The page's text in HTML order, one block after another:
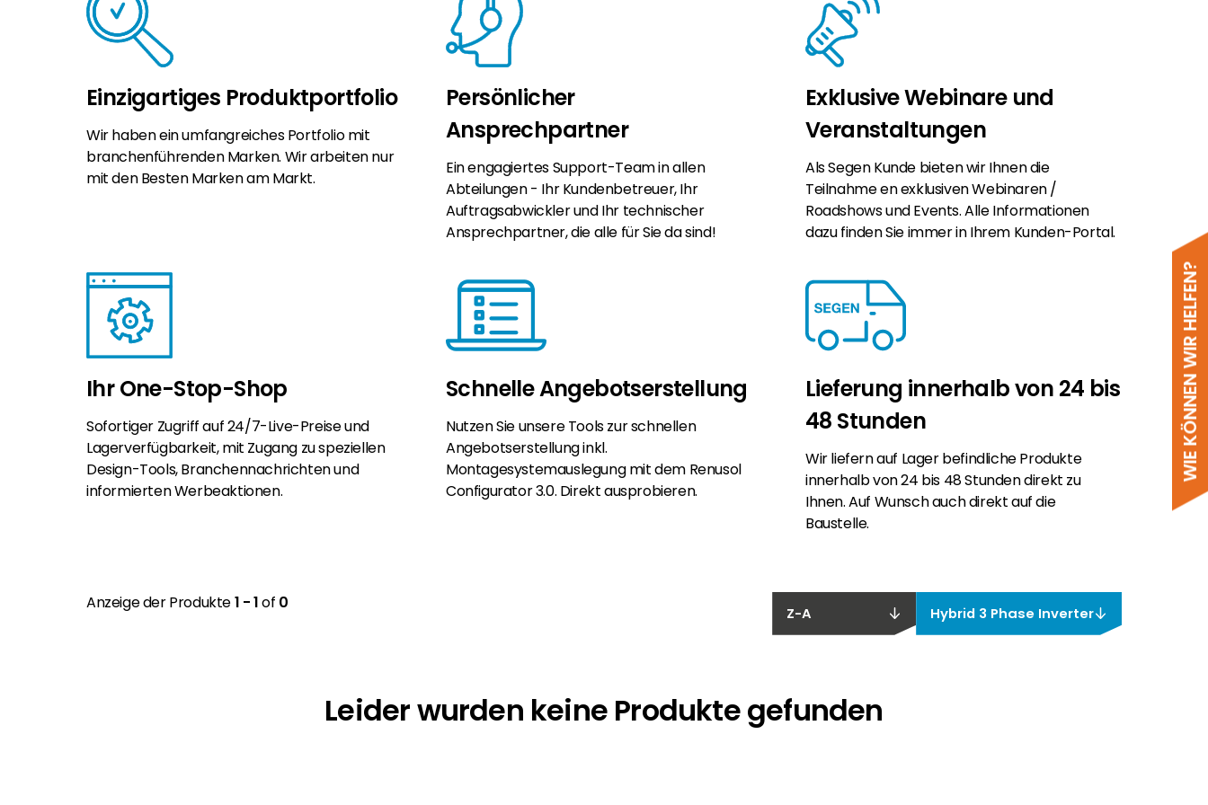
WIE KÖNNEN WIR HELFEN?
Einzigartiges Produktportfolio
Wir haben ein umfangreiches Portfolio mit
branchenführenden Marken. Wir arbeiten nur
mit den Besten Marken am Markt.
Persönlicher
Ansprechpartner
Ein engagiertes Support-Team in allen
Abteilungen - Ihr Kundenbetreuer, Ihr
Auftragsabwickler und Ihr technischer
Ansprechpartner, die alle für Sie da sind!
Exklusive Webinare und
Veranstaltungen
Als Segen Kunde bieten wir Ihnen die
Teilnahme en exklusiven Webinaren /
Roadshows und Events. Alle Informationen
dazu finden Sie immer in Ihrem Kunden-Portal.
Ihr One-Stop-Shop
Sofortiger Zugriff auf 24/7-Live-Preise und
Lagerverfügbarkeit, mit Zugang zu speziellen
Design-Tools, Branchennachrichten und
informierten Werbeaktionen.
Schnelle Angebotserstellung
Nutzen Sie unsere Tools zur schnellen
Angebotserstellung inkl.
Montagesystemauslegung mit dem Renusol
Configurator 3.0. Direkt ausprobieren.
Lieferung innerhalb von 24 bis
48 Stunden
Wir liefern auf Lager befindliche Produkte
innerhalb von 24 bis 48 Stunden direkt zu
Ihnen. Auf Wunsch auch direkt auf die
Baustelle.
Anzeige der Produkte1 - 1of 0
Z-A Hybrid 3 Phase Inverter
Leider wurden keine Produkte gefunden